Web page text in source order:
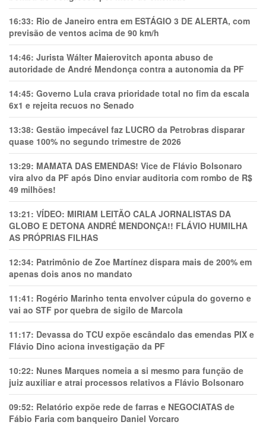
16:33: Rio de Janeiro entra em ESTÁGIO 3 DE ALERTA, com
previsão de ventos acima de 90 km/h
14:46: Jurista Wálter Maierovitch aponta abuso de
autoridade de André Mendonça contra a autonomia da PF
14:45: Governo Lula crava prioridade total no fim da escala
6x1 e rejeita recuos no Senado
13:38: Gestão impecável faz LUCRO da Petrobras disparar
quase 100% no segundo trimestre de 2026
13:29: MAMATA DAS EMENDAS! Vice de Flávio Bolsonaro
vira alvo da PF após Dino enviar auditoria com rombo de R$
49 milhões!
13:21: VÍDEO: MIRIAM LEITÃO CALA JORNALISTAS DA
GLOBO E DETONA ANDRÉ MENDONÇA!! FLÁVIO HUMILHA
AS PRÓPRIAS FILHAS
12:34: Patrimônio de Zoe Martínez dispara mais de 200% em
apenas dois anos no mandato
11:41: Rogério Marinho tenta envolver cúpula do governo e
vai ao STF por quebra de sigilo de Marcola
11:17: Devassa do TCU expõe escândalo das emendas PIX e
Flávio Dino aciona investigação da PF
10:22: Nunes Marques nomeia a si mesmo para função de
juiz auxiliar e atrai processos relativos a Flávio Bolsonaro
09:52: Relatório expõe rede de farras e NEGOCIATAS de
Fábio Faria com banqueiro Daniel Vorcaro